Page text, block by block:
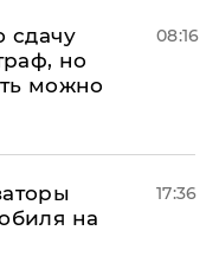
сдачу
но
можно
08:16
на
17:36